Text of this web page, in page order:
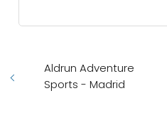
Aldrun Adventure
Sports - Madrid